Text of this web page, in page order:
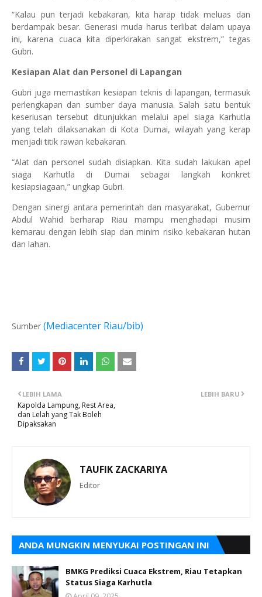
“Kalau pun terjadi kebakaran, kita harap tidak meluas dan
berdampak besar. Generasi muda harus terlibat dalam upaya
ini, karena cuaca kita diperkirakan sangat ekstrem,” tegas
Gubri.
Kesiapan Alat dan Personel di Lapangan
Gubri juga memastikan kesiapan teknis di lapangan, termasuk
perlengkapan dan sumber daya manusia. Salah satu bentuk
keseriusan tersebut ditunjukkan melalui apel siaga Karhutla
yang telah dilaksanakan di Kota Dumai, wilayah yang kerap
menjadi titik rawan kebakaran.
“Alat dan personel sudah disiapkan. Kita sudah lakukan apel
siaga Karhutla di Dumai sebagai langkah konkret
kesiapsiagaan,” ungkap Gubri.
Dengan sinergi antara pemerintah dan masyarakat, Gubernur
Abdul Wahid berharap Riau mampu menghadapi musim
kemarau dengan lebih siap dan minim risiko kebakaran hutan
dan lahan.
Sumber (Mediacenter Riau/bib)
LEBIH BARU
LEBIH LAMA
Kapolda Lampung, Rest Area,
dan Lelah yang Tak Boleh
Dipaksakan
TAUFIK ZACKARIYA
Editor
ANDA MUNGKIN MENYUKAI POSTINGAN INI
BMKG Prediksi Cuaca Ekstrem, Riau Tetapkan
Status Siaga Karhutla